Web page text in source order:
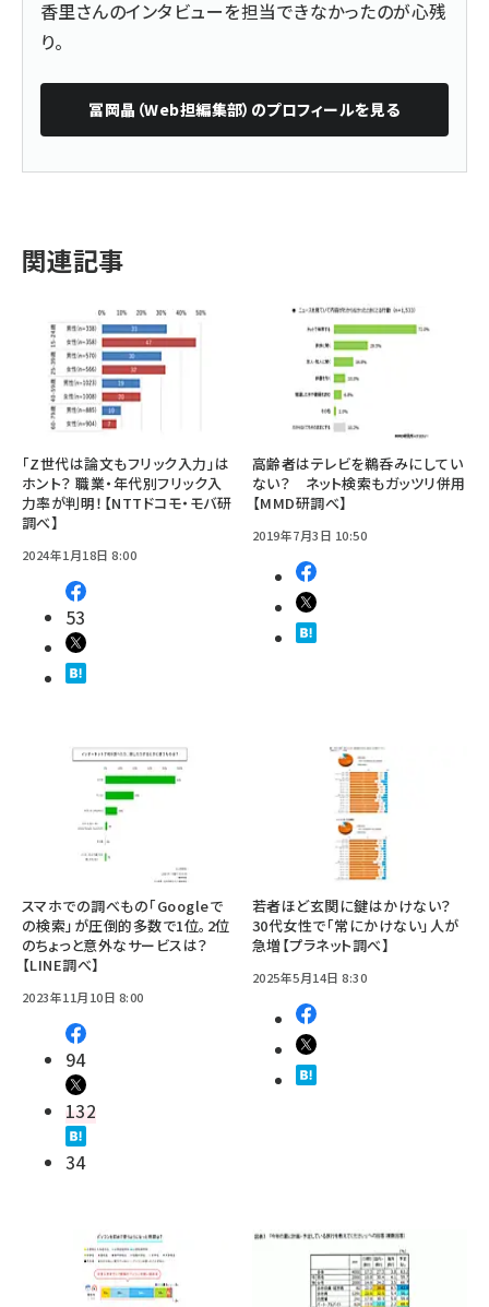
香里さんのインタビューを担当できなかったのが心残
り。
冨岡晶（Web担編集部） のプロフィールを見る
関連記事
「Z世代は論文もフリック入力」は
ホント？ 職業・年代別フリック入
力率が判明！【NTTドコモ・モバ研
調べ】
2024年1月18日 8:00
53
高齢者はテレビを鵜呑みにしてい
ない？ ネット検索もガッツリ併用
【MMD研調べ】
2019年7月3日 10:50
スマホでの調べもの「Googleで
の検索」が圧倒的多数で1位。2位
のちょっと意外なサービスは？
【LINE調べ】
2023年11月10日 8:00
94
132
34
若者ほど玄関に鍵はかけない？
30代女性で「常にかけない」人が
急増【プラネット調べ】
2025年5月14日 8:30